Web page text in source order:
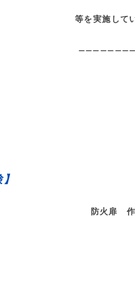
等を実施して
試験 防火扉 作動